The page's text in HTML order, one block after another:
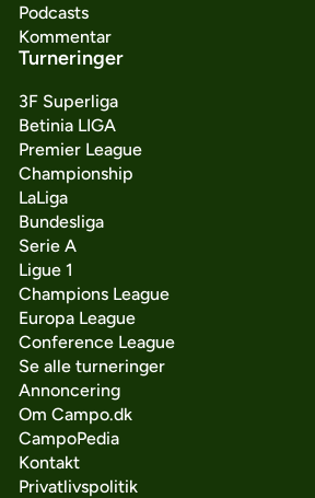
Podcasts
Kommentar
Turneringer
3F Superliga
Betinia LIGA
Premier League
Championship
LaLiga
Bundesliga
Serie A
Ligue 1
Champions League
Europa League
Conference League
Se alle turneringer
Annoncering
Om Campo.dk
CampoPedia
Kontakt
Privatlivspolitik